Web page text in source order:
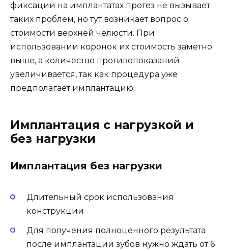
фиксации на имплантатах протез не вызывает
таких проблем, но тут возникает вопрос о
стоимости верхней челюсти. При
использовании коронок их стоимость заметно
выше, а количество противопоказаний
увеличивается, так как процедура уже
предполагает имплантацию.
Имплантация с нагрузкой и
без нагрузки
Имплантация без нагрузки
Длительный срок использования
конструкции
Для получения полноценного результата
после имплантации зубов нужно ждать от 6